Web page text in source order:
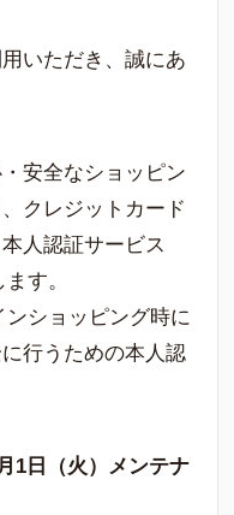
いただき、誠にあ
安全なショッピン
クレジットカード
人認証サービス
す。
ショッピング時に
行うための本人認
1日（火）メンテナ